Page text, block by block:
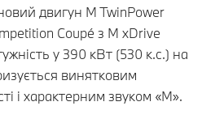
двигун M TwinPower
Coupé з M xDrive
у 390 кВт (530 к.с.) на
винятковим
і характерним звуком «М».